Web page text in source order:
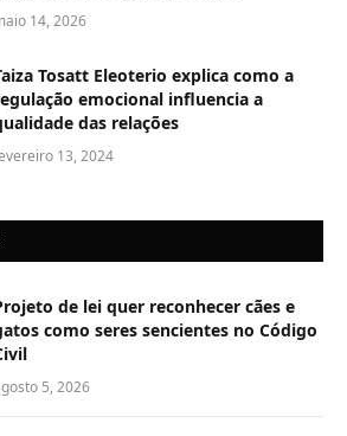
14, 2026
Tosatt Eleoterio explica como a
emocional influencia a
das relações
13, 2024
de lei quer reconhecer cães e
como seres sencientes no Código
5, 2026